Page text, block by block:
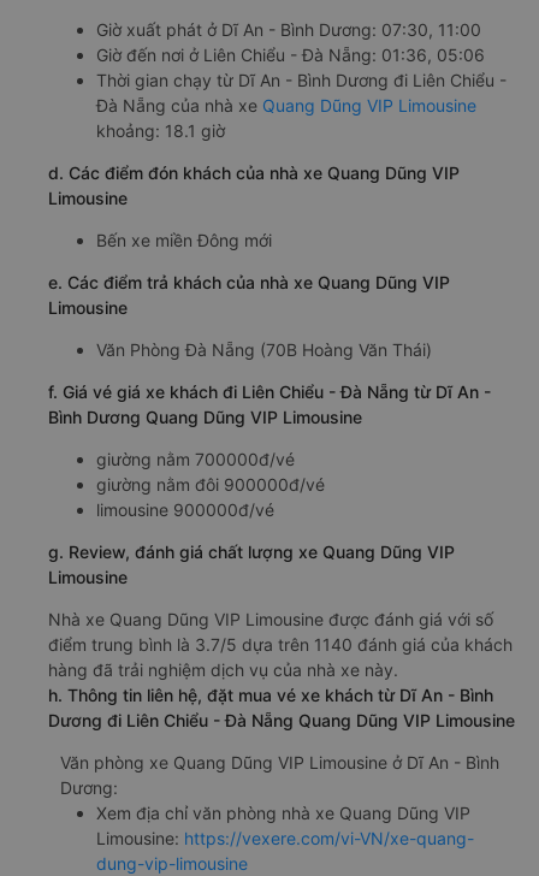
Giờ xuất phát ở Dĩ An - Bình Dương: 07:30, 11:00
Giờ đến nơi ở Liên Chiểu - Đà Nẵng: 01:36, 05:06
Thời gian chạy từ Dĩ An - Bình Dương đi Liên Chiểu -
Đà Nẵng của nhà xe Quang Dũng VIP Limousine
khoảng: 18.1 giờ
d. Các điểm đón khách của nhà xe Quang Dũng VIP
Limousine
Bến xe miền Đông mới
e. Các điểm trả khách của nhà xe Quang Dũng VIP
Limousine
Văn Phòng Đà Nẵng (70B Hoàng Văn Thái)
f. Giá vé giá xe khách đi Liên Chiểu - Đà Nẵng từ Dĩ An -
Bình Dương Quang Dũng VIP Limousine
giường nằm 700000đ/vé
giường nằm đôi 900000đ/vé
limousine 900000đ/vé
g. Review, đánh giá chất lượng xe Quang Dũng VIP
Limousine
Nhà xe Quang Dũng VIP Limousine được đánh giá với số
điểm trung bình là 3.7/5 dựa trên 1140 đánh giá của khách
hàng đã trải nghiệm dịch vụ của nhà xe này.
h. Thông tin liên hệ, đặt mua vé xe khách từ Dĩ An - Bình
Dương đi Liên Chiểu - Đà Nẵng Quang Dũng VIP Limousine
Văn phòng xe Quang Dũng VIP Limousine ở Dĩ An - Bình
Dương:
Xem địa chỉ văn phòng nhà xe Quang Dũng VIP
Limousine: https://vexere.com/vi-VN/xe-quang-
dung-vip-limousine